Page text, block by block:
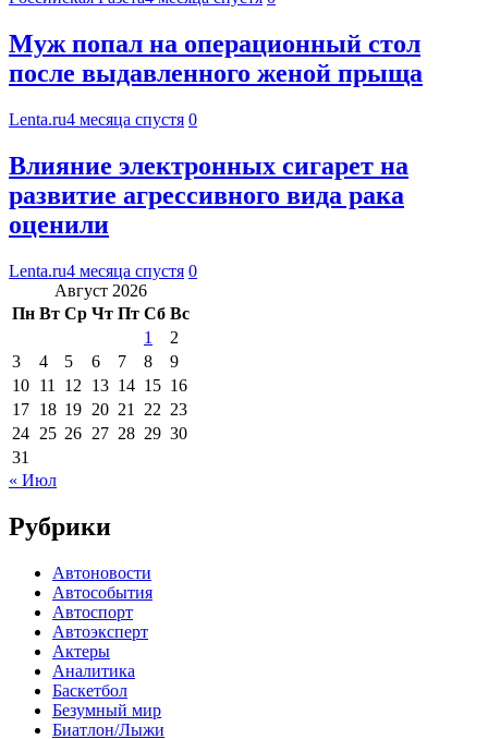
Муж попал на операционный стол
после выдавленного женой прыща
Lenta.ru4 месяца спустя 0
Влияние электронных сигарет на
развитие агрессивного вида рака
оценили
Lenta.ru4 месяца спустя 0
Август 2026
Пн Вт Ср Чт Пт Сб Вс
1
2
3
4 5 6 7 8
9
10 11 12 13 14 15 16
17 18 19 20 21 22 23
24 25 26 27 28 29 30
31
« Июл
Рубрики
Автоновости
Автособытия
Автоспорт
Автоэксперт
Актеры
Аналитика
Баскетбол
Безумный мир
Биатлон/Лыжи